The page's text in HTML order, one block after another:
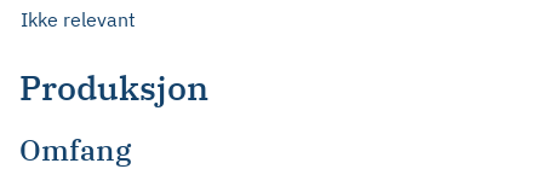
Ikke relevant
Produksjon
Omfang